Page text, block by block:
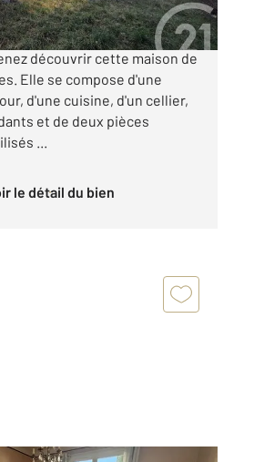
le centre-ville de
découvrir cette maison de
Elle se compose d'une
d'une cuisine, d'un cellier,
et de deux pièces
...
le détail du bien